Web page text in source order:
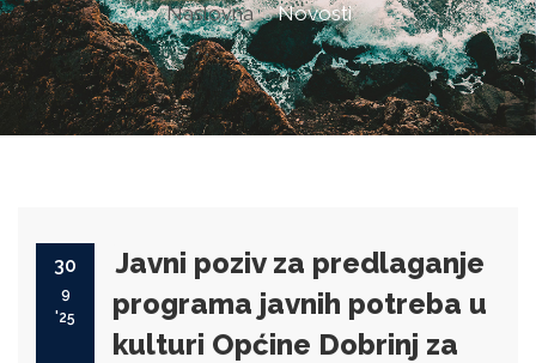
Naslovna Novosti
30
9
'25
Javni poziv za predlaganje
programa javnih potreba u
kulturi Općine Dobrinj za